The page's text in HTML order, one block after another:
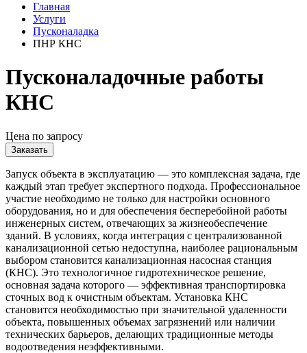
Главная
Услуги
Пусконаладка
ПНР КНС
Пусконаладочные работы
КНС
Цена по запросу
Заказать
Запуск объекта в эксплуатацию — это комплексная задача, где
каждый этап требует экспертного подхода. Профессиональное
участие необходимо не только для настройки основного
оборудования, но и для обеспечения бесперебойной работы
инженерных систем, отвечающих за жизнеобеспечение
зданий. В условиях, когда интеграция с централизованной
канализационной сетью недоступна, наиболее рациональным
выбором становится канализационная насосная станция
(КНС). Это технологичное гидротехническое решение,
основная задача которого — эффективная транспортировка
сточных вод к очистным объектам. Установка КНС
становится необходимостью при значительной удаленности
объекта, повышенных объемах загрязнений или наличии
технических барьеров, делающих традиционные методы
водоотведения неэффективными.